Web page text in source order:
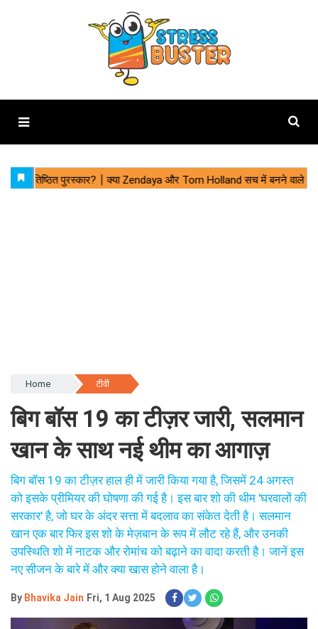
Home टीवी
बिग बॉस 19 का टीज़र जारी, सलमान
खान के साथ नई थीम का आगाज़
बिग बॉस 19 का टीज़र हाल ही में जारी किया गया है, जिसमें 24 अगस्त
को इसके प्रीमियर की घोषणा की गई है। इस बार शो की थीम 'घरवालों की
सरकार' है, जो घर के अंदर सत्ता में बदलाव का संकेत देती है। सलमान
खान एक बार फिर इस शो के मेज़बान के रूप में लौट रहे हैं, और उनकी
उपस्थिति शो में नाटक और रोमांच को बढ़ाने का वादा करती है। जानें इस
नए सीजन के बारे में और क्या खास होने वाला है।
By Bhavika Jain Fri, 1 Aug 2025